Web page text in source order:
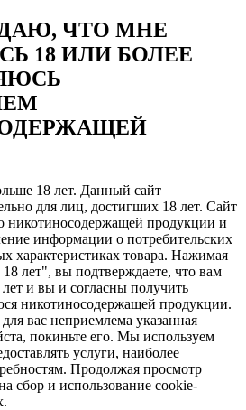
ЧТО МНЕ
18 ИЛИ БОЛЕЕ
18 лет. Данный сайт
для лиц, достигших 18 лет. Сайт
продукции и
информации о потребительских
характеристиках товара. Нажимая
лет", вы подтверждаете, что вам
и вы и согласны получить
никотиносодержащей продукции.
вас неприемлема указанная
покиньте его. Мы используем
услуги, наиболее
Продолжая просмотр
сбор и использование cookie-